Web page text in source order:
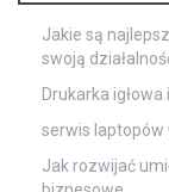
Jakie są
swoją
Drukarka
serwis laptopów
Jak rozwijać